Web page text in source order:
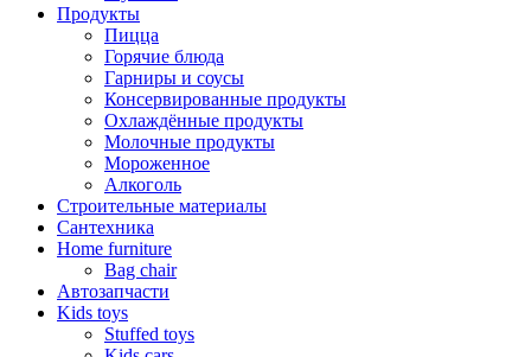
Продукты
Пицца
Горячие блюда
Гарниры и соусы
Консервированные продукты
Охлаждённые продукты
Молочные продукты
Мороженное
Алкоголь
Строительные материалы
Сантехника
Home furniture
Bag chair
Автозапчасти
Kids toys
Stuffed toys